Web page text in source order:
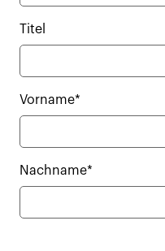
Titel
Vorname*
Nachname*